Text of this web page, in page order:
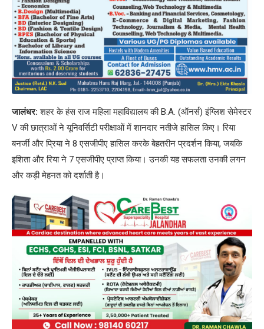
जालंधर:शहर के हंस राज महिला महाविद्यालय की B.A. (ऑनर्स) इंग्लिश सेमेस्टर
V की छात्राओं ने यूनिवर्सिटी परीक्षाओं में शानदार नतीजे हासिल किए। रिया
बनर्जी और प्रिया ने 8 एसजीपीए हासिल करके बेहतरीन प्रदर्शन किया, जबकि
इशिता और रिया ने 7 एसजीपीए प्राप्त किया। उनकी यह सफलता उनकी लगन
और कड़ी मेहनत को दर्शाती है।